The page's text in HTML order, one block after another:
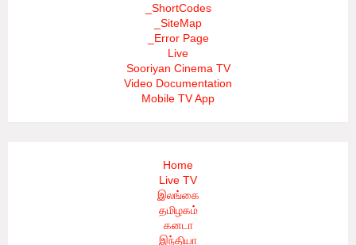
_ShortCodes
_SiteMap
_Error Page
Live
Sooriyan Cinema TV
Video Documentation
Mobile TV App
Home
Live TV
இலங்கை
தமிழகம்
கனடா
இந்தியா